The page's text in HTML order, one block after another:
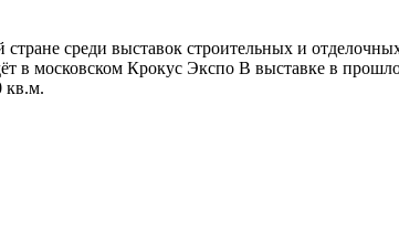
среди выставок строительных и
в московском Крокус Экспо В выставке в
кв.м.